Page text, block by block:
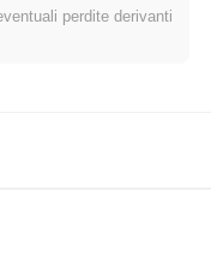
Money PMXX
perdite derivanti